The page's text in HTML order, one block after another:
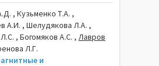
, Кузьменко Т.А. ,
А.И. , Шелудякова Л.А. ,
, Богомяков А.С. ,Лавров
Л.Г.
и